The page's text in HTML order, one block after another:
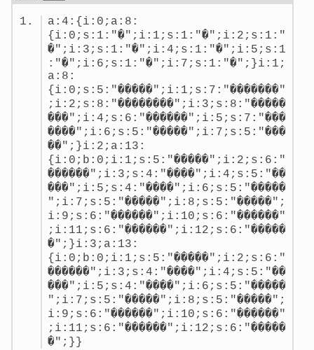
Dateiansicht:
date_names_by_number_ar_SA.ser
a:4:{i:0;a:8:
{i:0;s:1:"�";i:1;s:1:"�";i:2;s:1:"
�";i:3;s:1:"�";i:4;s:1:"�";i:5;s:1
:"�";i:6;s:1:"�";i:7;s:1:"�";}i:1;
a:8:
{i:0;s:5:"�����";i:1;s:7:"�������"
;i:2;s:8:"��������";i:3;s:8:"�����
���";i:4;s:6:"������";i:5;s:7:"���
����";i:6;s:5:"�����";i:7;s:5:"���
��";}i:2;a:13:
{i:0;b:0;i:1;s:5:"�����";i:2;s:6:"
������";i:3;s:4:"����";i:4;s:5:"��
���";i:5;s:4:"����";i:6;s:5:"�����
";i:7;s:5:"�����";i:8;s:5:"�����";
i:9;s:6:"������";i:10;s:6:"������"
;i:11;s:6:"������";i:12;s:6:"�����
�";}i:3;a:13:
{i:0;b:0;i:1;s:5:"�����";i:2;s:6:"
������";i:3;s:4:"����";i:4;s:5:"��
���";i:5;s:4:"����";i:6;s:5:"�����
";i:7;s:5:"�����";i:8;s:5:"�����";
i:9;s:6:"������";i:10;s:6:"������"
;i:11;s:6:"������";i:12;s:6:"�����
�";}}